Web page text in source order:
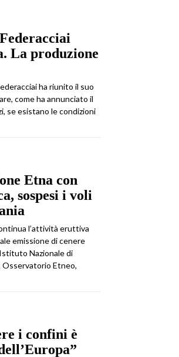
La produzione
ha riunito il suo
come ha annunciato il
se esistano le condizioni
Etna con
sospesi i voli
l’attività eruttiva
emissione di cenere
Nazionale di
Osservatorio Etneo,
i confini è